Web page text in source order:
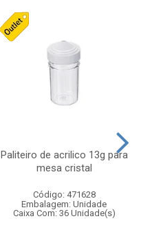
Paliteiro de acrilico 13g para
mesa cristal
Código: 471628
Embalagem: Unidade
Caixa Com: 36 Unidade(s)